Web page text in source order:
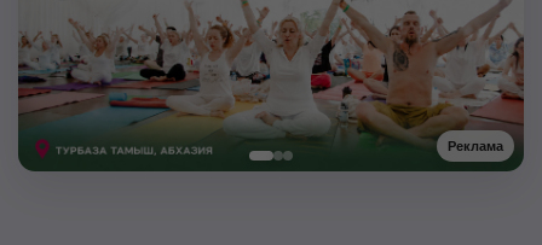
Реклама